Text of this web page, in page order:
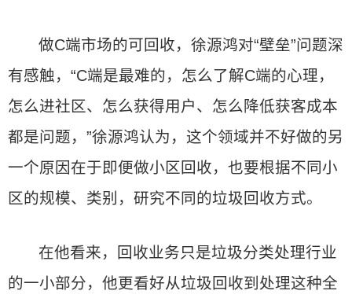
做C端市场的可回收，徐源鸿对“壁垒”问题深
有感触，“C端是最难的，怎么了解C端的心理，
怎么进社区、怎么获得用户、怎么降低获客成本
都是问题，”徐源鸿认为，这个领域并不好做的另
一个原因在于即便做小区回收，也要根据不同小
区的规模、类别，研究不同的垃圾回收方式。
在他看来，回收业务只是垃圾分类处理行业
的一小部分，他更看好从垃圾回收到处理这种全